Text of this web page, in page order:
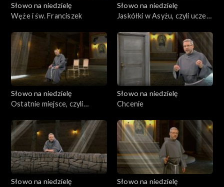
Słowo na niedzielę
Węże i św. Franciszek
Słowo na niedzielę
Jaskółki w Asyżu, czyli uczeń
Słowo na niedzielę
Ostatnie miejsce, czyli
Słowo na niedzielę
Chcenie
Słowo na niedzielę
Słowo na niedzielę